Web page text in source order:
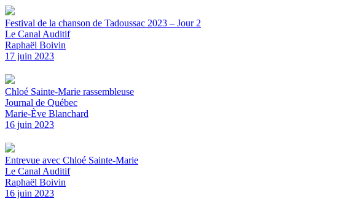
Festival de la chanson de Tadoussac 2023 – Jour 2
Le Canal Auditif
Raphaël Boivin
17 juin 2023
Chloé Sainte-Marie rassembleuse
Journal de Québec
Marie-Ève Blanchard
16 juin 2023
Entrevue avec Chloé Sainte-Marie
Le Canal Auditif
Raphaël Boivin
16 juin 2023